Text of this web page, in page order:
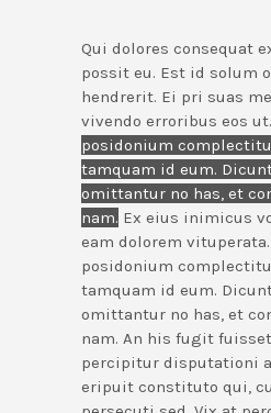
Qui dolores consequat
possit eu. Est id solum
hendrerit. Ei pri suas
vivendo erroribus eos ut.
posidonium
tamquam id eum.
omittantur no has, et
nam. Ex eius inimicus
eam dolorem
posidonium
tamquam id eum.
omittantur no has, et
nam. An his fugit
percipitur disputationi
eripuit constituto qui,